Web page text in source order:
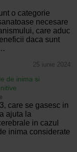
o categorie
necesare
care aduc
daca sunt
25 iunie 2024
de inima si
care se gasesc in
ajuta la
in cazul
inima considerate